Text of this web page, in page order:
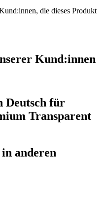
die dieses Produkt
Kund:innen
Deutsch für
Transparent
anderen